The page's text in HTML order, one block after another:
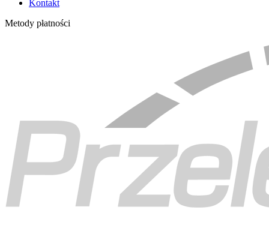
Kontakt
Metody płatności